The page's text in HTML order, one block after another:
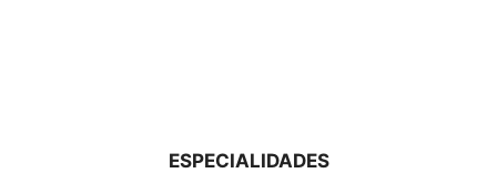
ESPECIALIDADES